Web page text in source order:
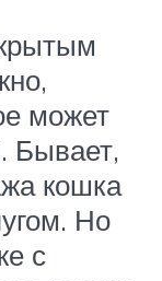
может
Бывает,
кошка
Но
с